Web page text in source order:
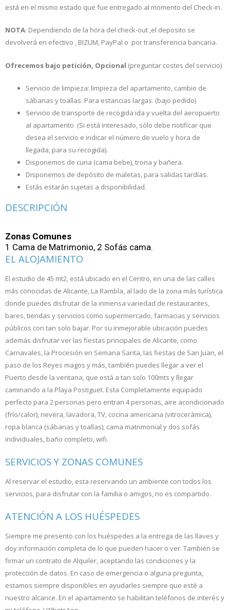
está en el mismo estado que fue entregado al momento del Check-in.
NOTA: Dependiendo de la hora del check-out ,el deposito se
devolverá en efectivo , BIZUM, PayPal o por transferencia bancaria.
Ofrecemos bajo petición, Opcional (preguntar costes del servicio)
Servicio de limpieza: limpieza del apartamento, cambio de
sábanas y toallas. Para estancias largas. (bajo pedido)
Servicio de transporte de recogida ida y vuelta del aeropuerto
al apartamento (Si está interesado, sólo debe notificar que
desea el servicio e indicar el número de vuelo y hora de
llegada, para su recogida).
Disponemos de cuna (cama bebe), trona y bañera.
Disponemos de depósito de maletas, para salidas tardías.
Estás estarán sujetas a disponibilidad.
DESCRIPCIÓN
Zonas Comunes
1 Cama de Matrimonio, 2 Sofás cama.
EL ALOJAMIENTO
El estudio de 45 mt2, está ubicado en el Centro, en una de las calles
más conocidas de Alicante, La Rambla, al lado de la zona más turística
donde puedes disfrutar de la inmensa variedad de restaurantes,
bares, tiendas y servicios como supermercado, farmacias y servicios
públicos con tan solo bajar. Por su inmejorable ubicación puedes
además disfrutar ver las fiestas principales de Alicante, como
Carnavales, la Procesión en Semana Santa, las fiestas de San Juan, el
paso de los Reyes magos y más, también puedes llegar a ver el
Puerto desde la ventana, que está a tan solo 100mts y llegar
caminando a la Playa Postiguet. Esta Completamente equipado
perfecto para 2 personas pero entran 4 personas, aire acondicionado
(frío/calor), nevera, lavadora, TV, cocina americana (vitrocerámica),
ropa blanca (sábanas y toallas), cama matrimonial y dos sofás
individuales, baño completo, wifi.
SERVICIOS Y ZONAS COMUNES
Al reservar el estudio, esta reservando un ambiente con todos los
servicios, para disfrutar con la familia o amigos, no es compartido.
ATENCIÓN A LOS HUÉSPEDES
Siempre me presento con los huéspedes a la entrega de las llaves y
doy información completa de lo que pueden hacer o ver. También se
firmar un contrato de Alquiler, aceptando las condiciones y la
protección de datos. En caso de emergencia o alguna pregunta,
estamos siempre disponibles en ayudarles siempre que esté a
nuestro alcance. En el apartamento se habilitan teléfonos de interés y